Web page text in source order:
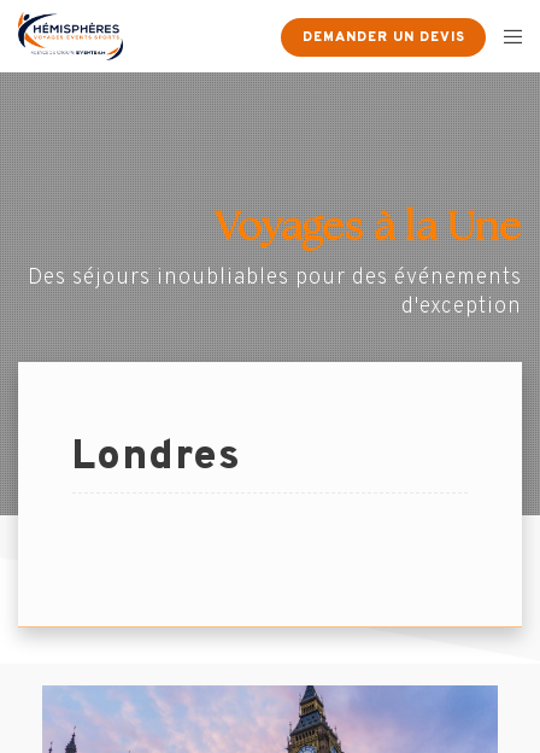
DEMANDER UN DEVIS
Voyages à la Une
Des séjours inoubliables pour des événements
d'exception
Londres